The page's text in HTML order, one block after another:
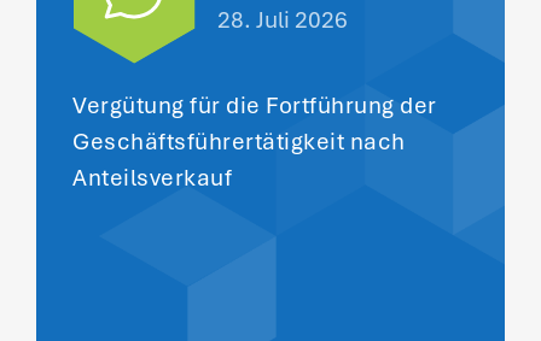
28. Juli 2026
Vergütung für die Fortführung der
Geschäftsführertätigkeit nach
Anteilsverkauf